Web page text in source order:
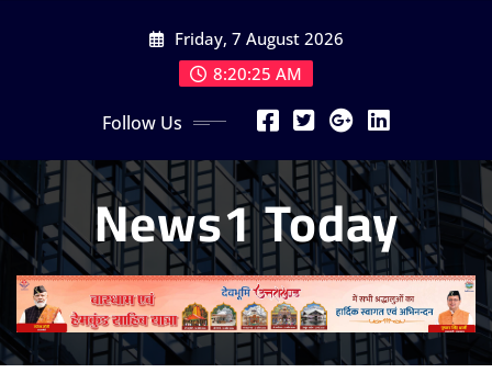
Friday, 7 August 2026
8:20:27 AM
Follow Us
News1 Today